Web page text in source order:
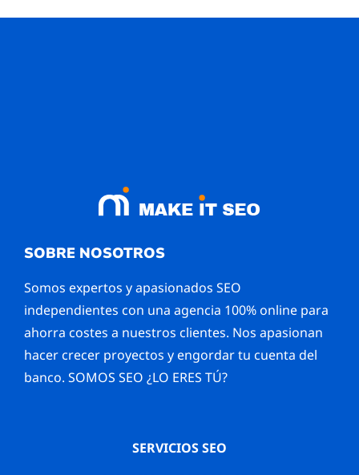
SOBRE NOSOTROS
Somos expertos y apasionados SEO
independientes con una agencia 100% online para
ahorra costes a nuestros clientes. Nos apasionan
hacer crecer proyectos y engordar tu cuenta del
banco. SOMOS SEO ¿LO ERES TÚ?
SERVICIOS SEO